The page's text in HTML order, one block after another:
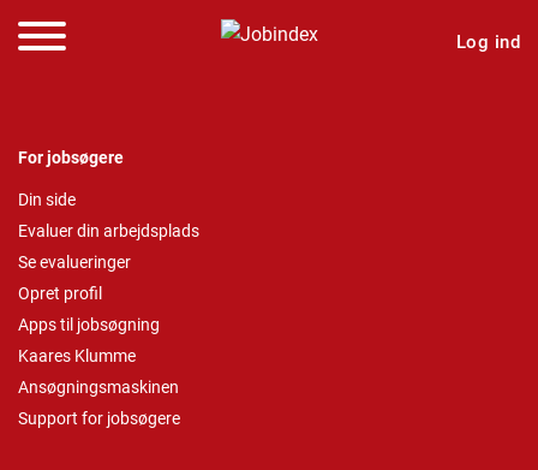
Log ind
For jobsøgere
Din side
Evaluer din arbejdsplads
Se evalueringer
Opret profil
Apps til jobsøgning
Kaares Klumme
Ansøgningsmaskinen
Support for jobsøgere